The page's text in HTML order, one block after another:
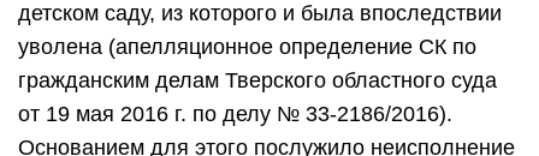
детском саду, из которого и была впоследствии
уволена (апелляционное определение СК по
гражданским делам Тверского областного суда
от 19 мая 2016 г. по делу № 33-2186/2016).
Основанием для этого послужило неисполнение